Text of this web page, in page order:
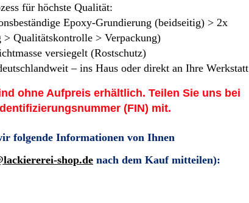
für höchste Qualität:
Epoxy-Grundierung (beidseitig) > 2x
Qualitätskontrolle > Verpackung)
versiegelt (Rostschutz)
– ins Haus oder direkt an Ihre Werkstatt
ohne Aufpreis erhältlich. Teilen Sie uns bei
(FIN) mit.
folgende Informationen von Ihnen
shop.de nach dem Kauf mitteilen):